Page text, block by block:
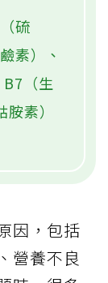
硫
素）、
（生
素）
因，包括
營養不良